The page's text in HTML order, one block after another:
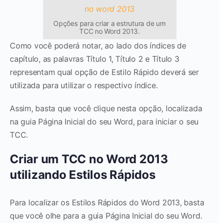
Opções para criar a estrutura de um
TCC no Word 2013.
Como você poderá notar, ao lado dos índices de
capítulo, as palavras Título 1, Título 2 e Título 3
representam qual opção de Estilo Rápido deverá ser
utilizada para utilizar o respectivo índice.
Assim, basta que você clique nesta opção, localizada
na guia Página Inicial do seu Word, para iniciar o seu
TCC.
Criar um TCC no Word 2013
utilizando Estilos Rápidos
Para localizar os Estilos Rápidos do Word 2013, basta
que você olhe para a guia Página Inicial do seu Word.